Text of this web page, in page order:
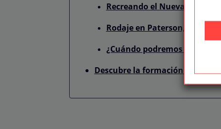
Recreando el Nueva York de
Rodaje en Paterson, Nueva
¿Cuándo podremos ver «A
Descubre la formación de